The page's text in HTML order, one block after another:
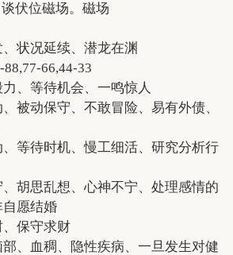
谈伏位磁场。磁场
状况延续、潜龙在渊
66,44-33
等待机会、一鸣惊人
动保守、不敢冒险、易有外债、
待时机、慢工细活、研究分析行
思乱想、心神不宁、处理感情的
愿结婚
保守求财
血稠、隐性疾病、一旦发生对健